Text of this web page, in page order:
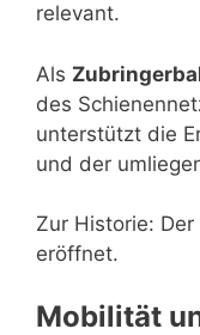
relevant.
Als
des
unterstützt die
und der
Zur Historie:
eröffnet.
Mobilität